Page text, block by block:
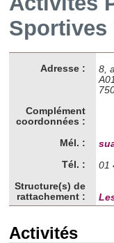
Sportives
Adresse :
8,
Complément
coordonnées :
Mél. :
Tél. :
01
Structure(s) de
rattachement :
Activités